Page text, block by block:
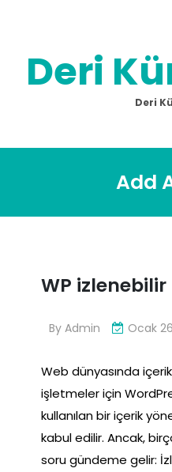
Deri
Deri
Add
WP
By Admin Ocak
Web dünyasında
işletmeler için
kullanılan bir içerik
kabul edilir. Ancak,
soru gündeme gelir: